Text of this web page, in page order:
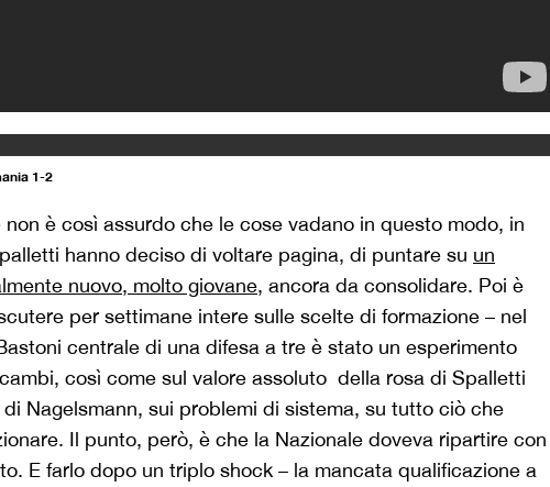
1-2
è così assurdo che le cose vadano in questo modo, in
hanno deciso di voltare pagina, di puntare su un
nuovo, molto giovane, ancora da consolidare. Poi è
per settimane intere sulle scelte di formazione – nel
centrale di una difesa a tre è stato un esperimento
così come sul valore assoluto della rosa di Spalletti
Nagelsmann, sui problemi di sistema, su tutto ciò che
Il punto, però, è che la Nazionale doveva ripartire con
E farlo dopo un triplo shock – la mancata qualificazione a